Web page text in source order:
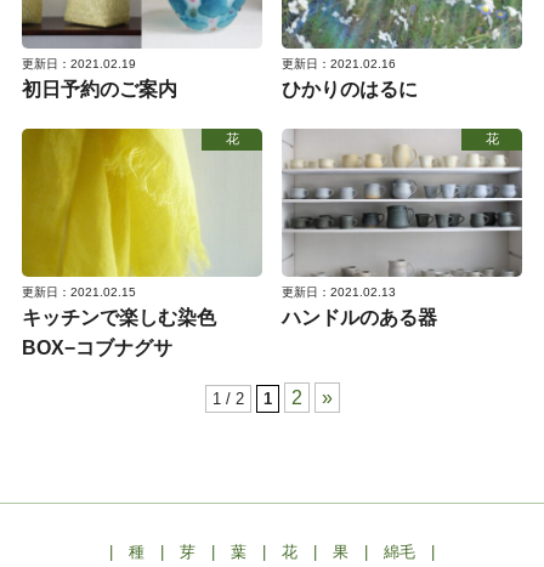
更新日：2021.02.19
初日予約のご案内
更新日：2021.02.16
ひかりのはるに
花
更新日：2021.02.15
キッチンで楽しむ染色
BOX−コブナグサ
花
更新日：2021.02.13
ハンドルのある器
1 / 2 1 2 »
種 芽 葉 花 果 綿毛